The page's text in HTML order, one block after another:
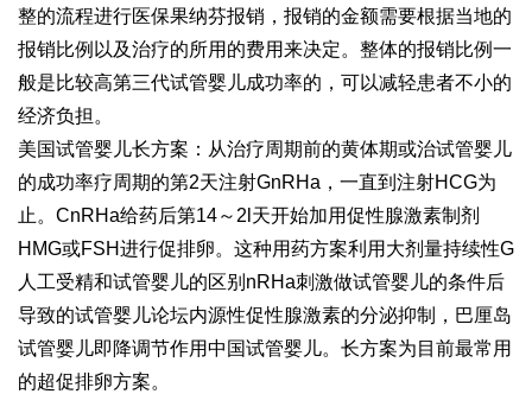
整的流程进行医保果纳芬报销，报销的金额需要根据当地的
报销比例以及治疗的所用的费用来决定。整体的报销比例一
般是比较高第三代试管婴儿成功率的，可以减轻患者不小的
经济负担。
美国试管婴儿长方案：从治疗周期前的黄体期或治试管婴儿
的成功率疗周期的第2天注射GnRHa，一直到注射HCG为
止。CnRHa给药后第14～2l天开始加用促性腺激素制剂
HMG或FSH进行促排卵。这种用药方案利用大剂量持续性G
人工受精和试管婴儿的区别 nRHa刺激做试管婴儿的条件后
导致的试管婴儿论坛内源性促性腺激素的分泌抑制， 巴厘岛
试管婴儿即降调节作用中国试管婴儿。长方案为目前最常用
的超促排卵方案。